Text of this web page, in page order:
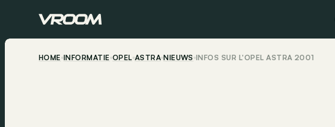
HOME INFORMATIE OPEL ASTRA NIEUWS INFOS SUR L'OPEL ASTRA 2001